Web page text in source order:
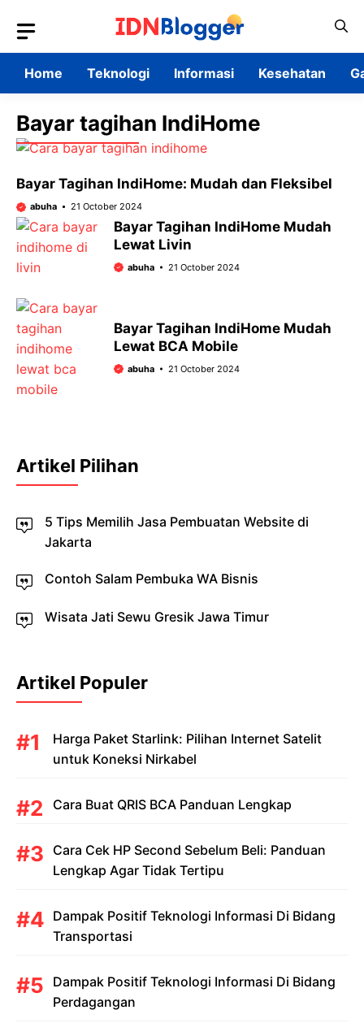
content
Home
Teknologi Informasi Kesehatan
Bayar tagihan IndiHome
Bayar Tagihan IndiHome: Mudah dan Fleksibel
abuha 21 October 2024
Bayar Tagihan IndiHome Mudah
Lewat Livin
abuha 21 October 2024
Bayar Tagihan IndiHome Mudah
Lewat BCA Mobile
abuha 21 October 2024
Artikel Pilihan
5 Tips Memilih Jasa Pembuatan Website di
Jakarta
Contoh Salam Pembuka WA Bisnis
Wisata Jati Sewu Gresik Jawa Timur
Artikel Populer
Harga Paket Starlink: Pilihan Internet Satelit
untuk Koneksi Nirkabel
Cara Buat QRIS BCA Panduan Lengkap
Cara Cek HP Second Sebelum Beli: Panduan
Lengkap Agar Tidak Tertipu
Dampak Positif Teknologi Informasi Di Bidang
Transportasi
Dampak Positif Teknologi Informasi Di Bidang
Perdagangan